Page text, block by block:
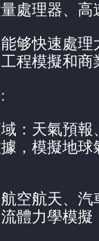
處理器、
够快速處
程模擬和
：天氣預
，模擬地
空航天、
體力學模